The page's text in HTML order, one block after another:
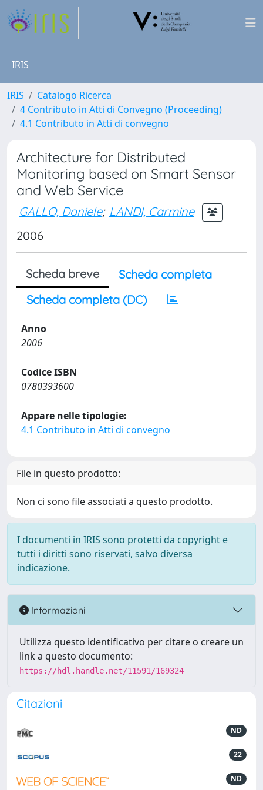
IRIS
IRIS
Catalogo Ricerca
4 Contributo in Atti di Convegno (Proceeding)
4.1 Contributo in Atti di convegno
Architecture for Distributed
Monitoring based on Smart Sensor
and Web Service
GALLO, Daniele; LANDI, Carmine
2006
Scheda breve
Scheda completa
Scheda completa (DC)
Anno
2006
Codice ISBN
0780393600
Appare nelle tipologie:
4.1 Contributo in Atti di convegno
File in questo prodotto:
Non ci sono file associati a questo prodotto.
I documenti in IRIS sono protetti da copyright e
tutti i diritti sono riservati, salvo diversa
indicazione.
Informazioni
Utilizza questo identificativo per citare o creare un
link a questo documento:
https://hdl.handle.net/11591/169324
Citazioni
ND
22
ND